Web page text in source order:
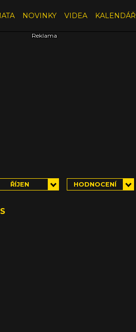
NOVINKY VIDEA KALENDÁŘ
ŘÍJEN HODNOCENÍ